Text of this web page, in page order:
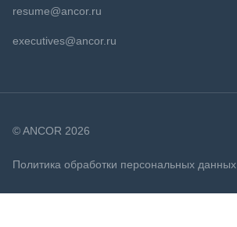
resume@ancor.ru
executives@ancor.ru
© ANCOR 2026
Политика обработки персональных данных